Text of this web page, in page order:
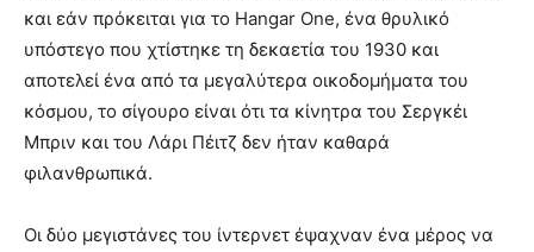
και εάν πρόκειται για το Hangar One, ένα θρυλικό
υπόστεγο που χτίστηκε τη δεκαετία του 1930 και
αποτελεί ένα από τα μεγαλύτερα οικοδομήματα του
κόσμου, το σίγουρο είναι ότι τα κίνητρα του Σεργκέι
Μπριν και του Λάρι Πέιτζ δεν ήταν καθαρά
φιλανθρωπικά.
Οι δύο μεγιστάνες του ίντερνετ έψαχναν ένα μέρος να